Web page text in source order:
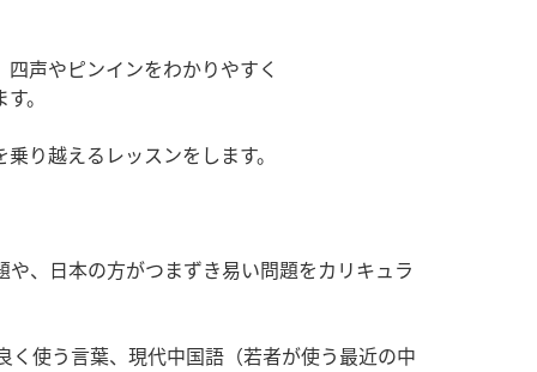
声やピンインをわかりやすく
。
り越えるレッスンをします。
、日本の方がつまずき易い問題をカリキュラ
く使う言葉、現代中国語（若者が使う最近の中